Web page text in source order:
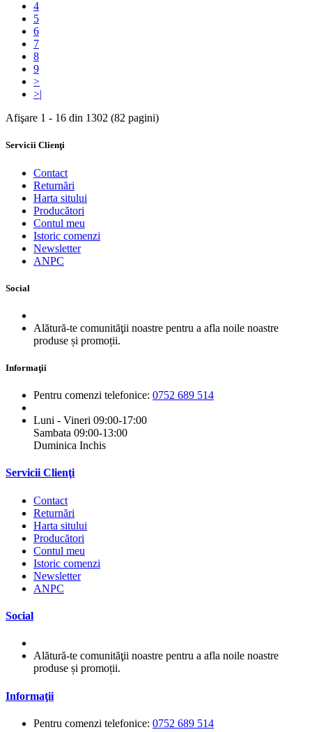
4
5
6
7
8
9
>
>|
Afişare 1 - 16 din 1302 (82 pagini)
Servicii Clienţi
Contact
Returnări
Harta sitului
Producători
Contul meu
Istoric comenzi
Newsletter
ANPC
Social
Alătură-te comunităţii noastre pentru a afla noile noastre
produse și promoții.
Informaţii
Pentru comenzi telefonice: 0752 689 514
Luni - Vineri 09:00-17:00
Sambata 09:00-13:00
Duminica Inchis
Servicii Clienţi
Contact
Returnări
Harta sitului
Producători
Contul meu
Istoric comenzi
Newsletter
ANPC
Social
Alătură-te comunităţii noastre pentru a afla noile noastre
produse și promoții.
Informaţii
Pentru comenzi telefonice: 0752 689 514